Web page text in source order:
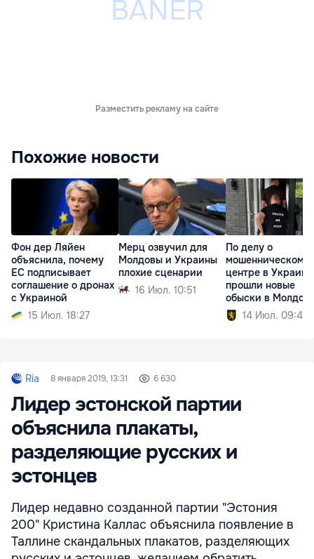
Разместить рекламу на сайте
Похожие новости
Фон дер Ляйен
объяснила, почему
ЕС подписывает
соглашение о дронах
с Украиной
15 Июл. 18:27
Мерц озвучил для
Молдовы и Украины
плохие сценарии
16 Июл. 10:51
По делу о
мошенническом
центре в Украине
прошли новые
обыски в
14 Июл. 09:40
Ria 8 января 2019, 13:31 6 630
Лидер эстонской партии
объяснила плакаты,
разделяющие русских и
эстонцев
Лидер недавно созданной партии "Эстония
200" Кристина Каллас объяснила появление в
Таллине скандальных плакатов, разделяющих